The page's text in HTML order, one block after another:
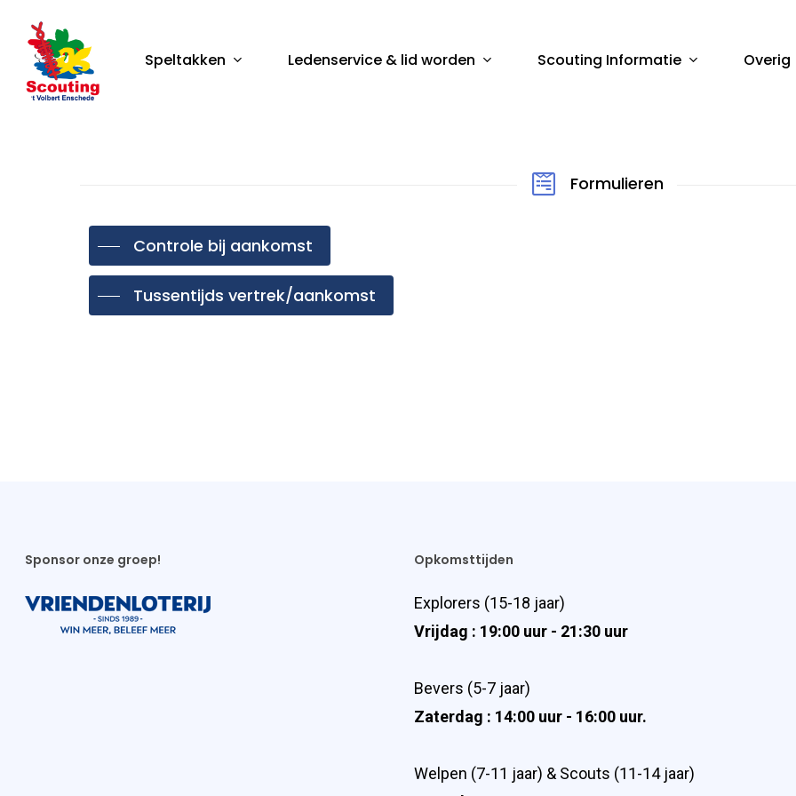
content
Speltakken Ledenservice & lid worden Scouting Informatie Overig
Formulieren
Controle bij aankomst
Tussentijds vertrek/aankomst
Sponsor onze groep! Opkomsttijden
Explorers (15-18 jaar)
Vrijdag : 19:00 uur - 21:30 uur
Bevers (5-7 jaar)
Zaterdag : 14:00 uur - 16:00 uur.
Welpen (7-11 jaar) & Scouts (11-14 jaar)